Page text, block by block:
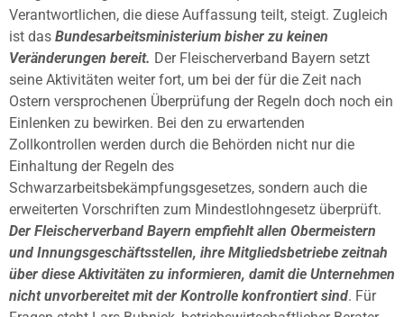
Verantwortlichen, die diese Auffassung teilt, steigt. Zugleich
ist das Bundesarbeitsministerium bisher zu keinen
Veränderungen bereit. Der Fleischerverband Bayern setzt
seine Aktivitäten weiter fort, um bei der für die Zeit nach
Ostern versprochenen Überprüfung der Regeln doch noch ein
Einlenken zu bewirken. Bei den zu erwartenden
Zollkontrollen werden durch die Behörden nicht nur die
Einhaltung der Regeln des
Schwarzarbeitsbekämpfungsgesetzes, sondern auch die
erweiterten Vorschriften zum Mindestlohngesetz überprüft.
Der Fleischerverband Bayern empfiehlt allen Obermeistern
und Innungsgeschäftsstellen, ihre Mitgliedsbetriebe zeitnah
über diese Aktivitäten zu informieren, damit die Unternehmen
nicht unvorbereitet mit der Kontrolle konfrontiert sind. Für